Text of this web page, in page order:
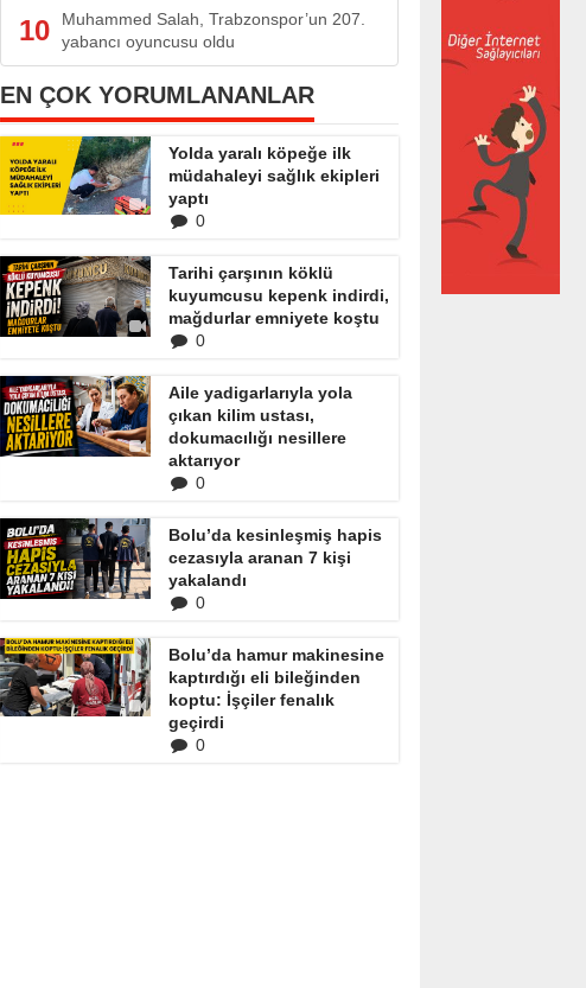
10
Muhammed Salah, Trabzonspor’un 207.
yabancı oyuncusu oldu
EN ÇOK YORUMLANANLAR
Yolda yaralı köpeğe ilk
müdahaleyi sağlık ekipleri
yaptı
0
Tarihi çarşının köklü
kuyumcusu kepenk indirdi,
mağdurlar emniyete koştu
0
Aile yadigarlarıyla yola
çıkan kilim ustası,
dokumacılığı nesillere
aktarıyor
0
Bolu’da kesinleşmiş hapis
cezasıyla aranan 7 kişi
yakalandı
0
Bolu’da hamur makinesine
kaptırdığı eli bileğinden
koptu: İşçiler fenalık
geçirdi
0